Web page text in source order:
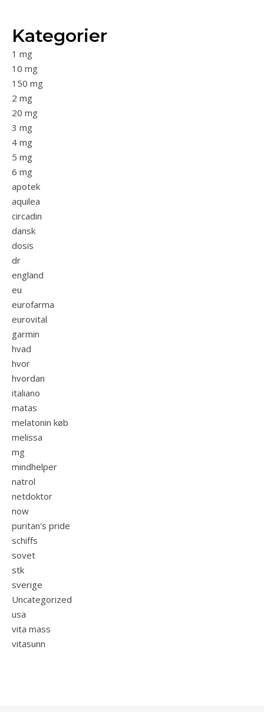
Kategorier
1 mg
10 mg
150 mg
2 mg
20 mg
3 mg
4 mg
5 mg
6 mg
apotek
aquilea
circadin
dansk
dosis
dr
england
eu
eurofarma
eurovital
garmin
hvad
hvor
hvordan
italiano
matas
melatonin køb
melissa
mg
mindhelper
natrol
netdoktor
now
puritan's pride
schiffs
sovet
stk
sverige
Uncategorized
usa
vita mass
vitasunn